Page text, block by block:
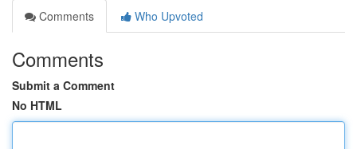
Comments
Who Upvoted
Comments
Submit a Comment
No HTML